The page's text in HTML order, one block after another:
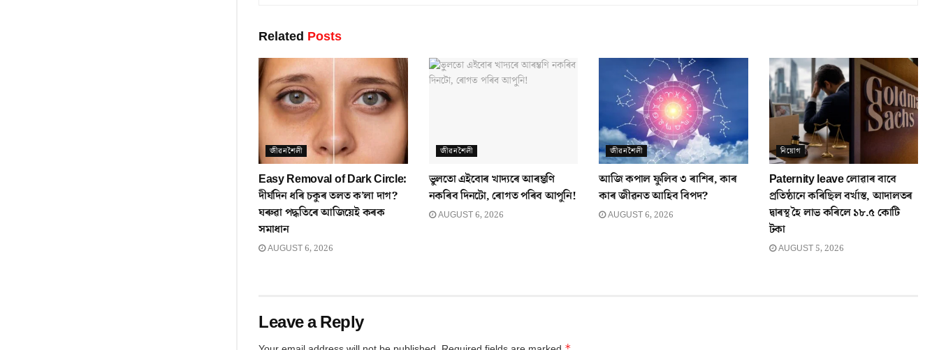
Related Posts
জীৱনশৈলী
Easy Removal of Dark Circle:
দীৰ্ঘদিন ধৰি চকুৰ তলত ক’লা দাগ?
ঘৰুৱা পদ্ধতিৰে আজিয়েই কৰক
সমাধান
AUGUST 6, 2026
জীৱনশৈলী
ভুলতো এইবোৰ খাদ্যৰে আৰম্ভণি
নকৰিব দিনটো, ৰোগত পৰিব আপুনি!
AUGUST 6, 2026
জীৱনশৈলী
আজি কপাল ফুলিব ৩ ৰাশিৰ, কাৰ
কাৰ জীৱনত আহিব বিপদ?
AUGUST 6, 2026
নিয়োগ
Paternity leave লোৱাৰ বাবে
প্ৰতিষ্ঠানে কৰিছিল বৰ্খাস্ত, আদালতৰ
দ্বাৰস্থ হৈ লাভ কৰিলে ১৮.৫ কোটি
টকা
AUGUST 5, 2026
Leave a Reply